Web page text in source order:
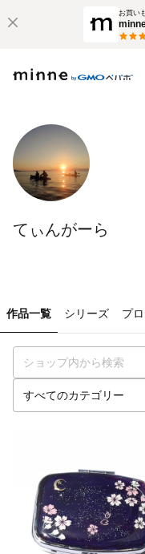
お買い
てぃんがーら
作品一覧 シリーズ プ